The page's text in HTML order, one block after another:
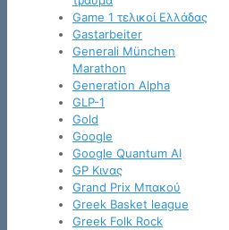
Game 1 τελικοί Ελλάδας
Gastarbeiter
Generali München
Marathon
Generation Alpha
GLP-1
Gold
Google
Google Quantum AI
GP Κινας
Grand Prix Μπακού
Greek Basket league
Greek Folk Rock